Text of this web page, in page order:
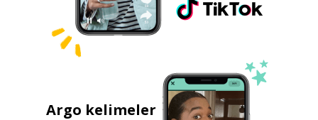
Argo kelimeler